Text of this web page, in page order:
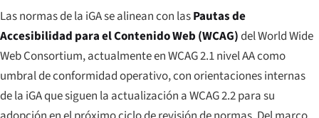
Las normas de la iGA se alinean con lasPautas de
Accesibilidad para el Contenido Web (WCAG)del World Wide
Web Consortium, actualmente en WCAG 2.1 nivel AA como
umbral de conformidad operativo, con orientaciones internas
de la iGA que siguen la actualización a WCAG 2.2 para su